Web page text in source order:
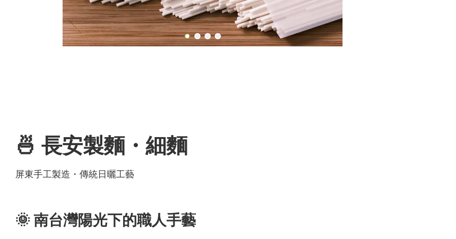
🍜 長安製麵・細麵
屏東手工製造・傳統日曬工藝
🌞 南台灣陽光下的職人手藝